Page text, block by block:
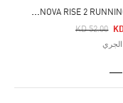
ح
ذاء SUPERNOVA RISE 2 RUNNING
Price Reduced From
KD 52.00
To
الجري